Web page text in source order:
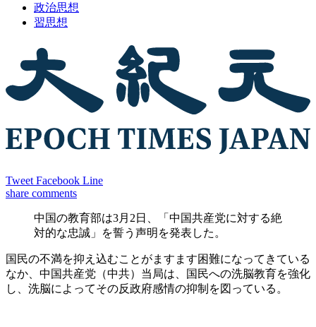
政治思想
習思想
Tweet Facebook Line
share comments
中国の教育部は3月2日、「中国共産党に対する絶
対的な忠誠」を誓う声明を発表した。
国民の不満を抑え込むことがますます困難になってきている
なか、中国共産党（中共）当局は、国民への洗脳教育を強化
し、洗脳によってその反政府感情の抑制を図っている。